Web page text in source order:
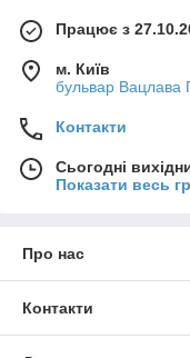
Працює з
м. Київ
бульвар Вацлава
Контакти
Сьогодні
Показати весь
Про нас
Контакти